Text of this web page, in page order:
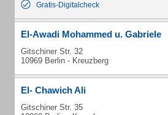
Gratis-Digitalcheck
El-Awadi Mohammed u. Gabriele
Gitschiner Str. 32
10969 Berlin - Kreuzberg
El- Chawich Ali
Gitschiner Str. 35